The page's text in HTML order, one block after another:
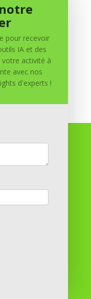
et mon site dans
le commentaire
de confiance
pour recevoir
IA et des
activité à
avec nos
d'experts !